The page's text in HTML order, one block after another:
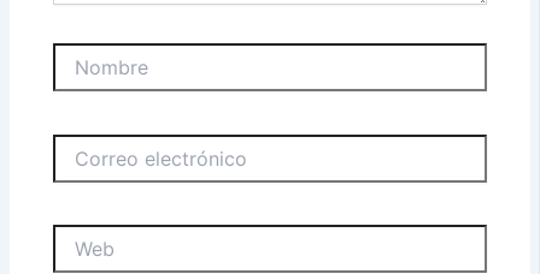
electrónico